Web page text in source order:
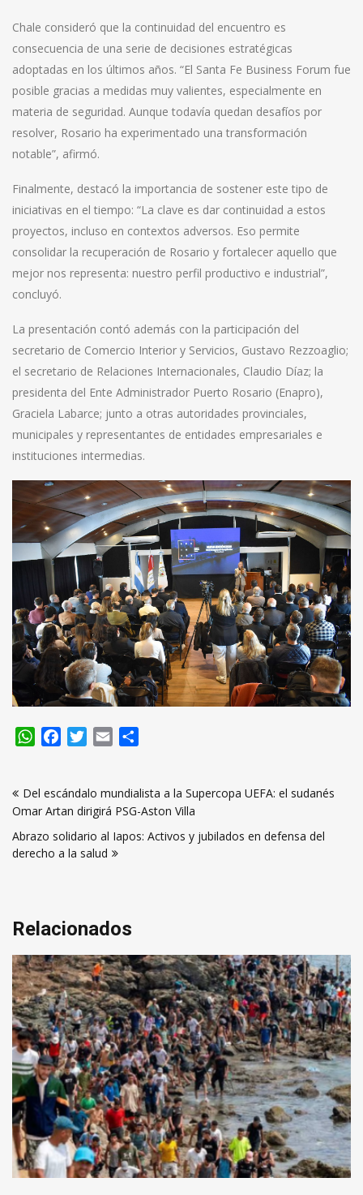
Chale consideró que la continuidad del encuentro es
consecuencia de una serie de decisiones estratégicas
adoptadas en los últimos años. “El Santa Fe Business Forum fue
posible gracias a medidas muy valientes, especialmente en
materia de seguridad. Aunque todavía quedan desafíos por
resolver, Rosario ha experimentado una transformación
notable”, afirmó.
Finalmente, destacó la importancia de sostener este tipo de
iniciativas en el tiempo: “La clave es dar continuidad a estos
proyectos, incluso en contextos adversos. Eso permite
consolidar la recuperación de Rosario y fortalecer aquello que
mejor nos representa: nuestro perfil productivo e industrial”,
concluyó.
La presentación contó además con la participación del
secretario de Comercio Interior y Servicios, Gustavo Rezzoaglio;
el secretario de Relaciones Internacionales, Claudio Díaz; la
presidenta del Ente Administrador Puerto Rosario (Enapro),
Graciela Labarce; junto a otras autoridades provinciales,
municipales y representantes de entidades empresariales e
instituciones intermedias.
WhatsApp
FacebookTwitter
Email
de
entradas
Del escándalo mundialista a la Supercopa UEFA: el sudanés
Omar Artan dirigirá PSG-Aston Villa
Abrazo solidario al Iapos: Activos y jubilados en defensa del
derecho a la salud
Relacionados